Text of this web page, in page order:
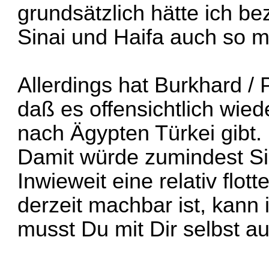
grundsätzlich hätte ich
Sinai und Haifa auch so
Allerdings hat Burkhard /
daß es offensichtlich
nach Ägypten Türkei gibt.
Damit würde zumindest
Inwieweit eine relativ
derzeit machbar ist,
musst Du mit Dir selbst